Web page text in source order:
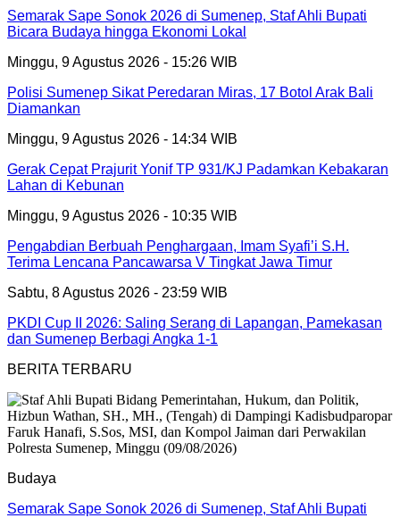
Semarak Sape Sonok 2026 di Sumenep, Staf Ahli Bupati
Bicara Budaya hingga Ekonomi Lokal
Minggu, 9 Agustus 2026 - 15:26 WIB
Polisi Sumenep Sikat Peredaran Miras, 17 Botol Arak Bali
Diamankan
Minggu, 9 Agustus 2026 - 14:34 WIB
Gerak Cepat Prajurit Yonif TP 931/KJ Padamkan Kebakaran
Lahan di Kebunan
Minggu, 9 Agustus 2026 - 10:35 WIB
Pengabdian Berbuah Penghargaan, Imam Syafi’i S.H.
Terima Lencana Pancawarsa V Tingkat Jawa Timur
Sabtu, 8 Agustus 2026 - 23:59 WIB
PKDI Cup II 2026: Saling Serang di Lapangan, Pamekasan
dan Sumenep Berbagi Angka 1-1
BERITA TERBARU
Budaya
Semarak Sape Sonok 2026 di Sumenep, Staf Ahli Bupati